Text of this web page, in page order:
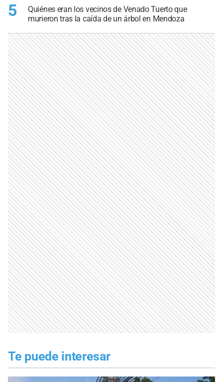
5
Quiénes eran los vecinos de Venado Tuerto que
murieron tras la caída de un árbol en Mendoza
Te puede interesar